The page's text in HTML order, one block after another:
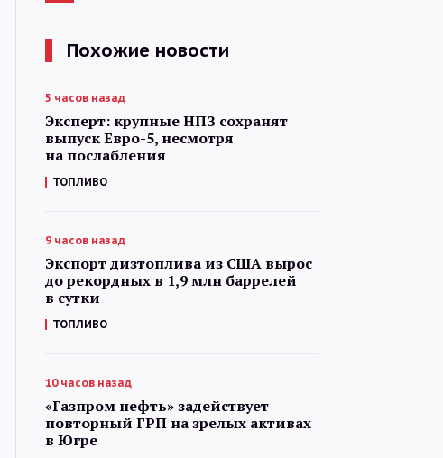
Похожие новости
5 часов назад
Эксперт: крупные НПЗ сохранят
выпуск Евро-5, несмотря
на послабления
ТОПЛИВО
9 часов назад
Экспорт дизтоплива из США вырос
до рекордных в 1,9 млн баррелей
в сутки
ТОПЛИВО
10 часов назад
«Газпром нефть» задействует
повторный ГРП на зрелых активах
в Югре